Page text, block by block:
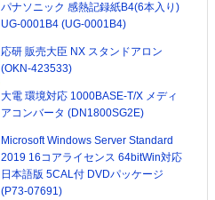
パナソニック 感熱記録紙B4(6本入り)
UG-0001B4 (UG-0001B4)
応研 販売大臣 NX スタンドアロン
(OKN-423533)
大電 環境対応 1000BASE-T/X メディ
アコンバータ (DN1800SG2E)
Microsoft Windows Server Standard
2019 16コアライセンス 64bitWin対応
日本語版 5CAL付 DVDパッケージ
(P73-07691)